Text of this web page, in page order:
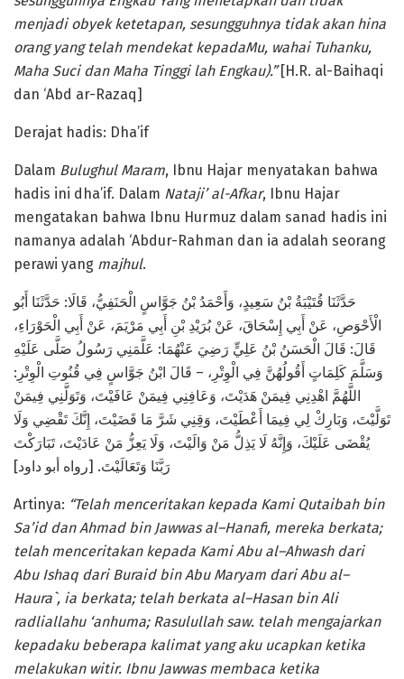
menjadi obyek ketetapan, sesungguhnya tidak akan hina
orang yang telah mendekat kepadaMu, wahai Tuhanku,
Maha Suci dan Maha Tinggi lah Engkau).”[H.R. al-Baihaqi
dan ‘Abd ar-Razaq]
Derajat hadis: Dha’if
Dalam Bulughul Maram, Ibnu Hajar menyatakan bahwa
hadis ini dha’if. Dalam Nataji’ al-Afkar, Ibnu Hajar
mengatakan bahwa Ibnu Hurmuz dalam sanad hadis ini
namanya adalah ‘Abdur-Rahman dan ia adalah seorang
perawi yang majhul.
حَدَّثَنَا قُتَيْبَةُ بْنُ سَعِيدٍ، وَأَحْمَدُ بْنُ جَوَّاسٍ الْحَنَفِيُّ، قَالَا: حَدَّثَنَا أَبُو
الْأَحْوَصِ، عَنْ أَبِي إِسْحَاقَ، عَنْ بُرَيْدِ بْنِ أَبِي مَرْيَمَ، عَنْ أَبِي الْحَوْرَاءِ،
قَالَ: قَالَ الْحَسَنُ بْنُ عَلِيٍّ رَضِيَ عَنْهُمَا: عَلَّمَنِي رَسُولُ صَلَّى عَلَيْهِ
وَسَلَّمَ كَلِمَاتٍ أَقُولُهُنَّ فِي الْوِتْرِ، – قَالَ ابْنُ جَوَّاسٍ فِي قُنُوتِ الْوِتْرِ:
اللَّهُمَّ اهْدِنِي فِيمَنْ هَدَيْتَ، وَعَافِنِي فِيمَنْ عَافَيْتَ، وَتَوَلَّنِي فِيمَنْ
تَوَلَّيْتَ، وَبَارِكْ لِي فِيمَا أَعْطَيْتَ، وَقِنِي شَرَّ مَا قَضَيْتَ، إِنَّكَ تَقْضِي وَلَا
يُقْضَى عَلَيْكَ، وَإِنَّهُ لَا يَذِلُّ مَنْ وَالَيْتَ، وَلَا يَعِزُّ مَنْ عَادَيْتَ، تَبَارَكْتَ
رَبَّنَا وَتَعَالَيْتَ. [رواه أبو داود]
Artinya: “Telah menceritakan kepada Kami Qutaibah bin
Sa’id dan Ahmad bin Jawwasal–Hanafi, mereka berkata;
telah menceritakan kepada Kami Abu al–Ahwash dari
Abu Ishaq dari Buraid bin Abu Maryam dari Abu al–
Haura`, ia berkata; telah berkata al–Hasan bin Ali
radliallahu ‘anhuma; Rasulullah saw. telah mengajarkan
kepadakubeberapa kalimat yang aku ucapkan ketika
melakukan witir. Ibnu Jawwas membaca ketika